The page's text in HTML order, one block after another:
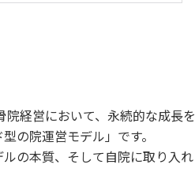
院経営において、永続的な成長を
の院運営モデル」です。
の本質、そして自院に取り入れ